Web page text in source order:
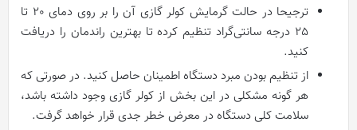
ترجیحا در حالت گرمایش کولر گازی آن را بر روی دمای 20 تا
25 درجه سانتی‌گراد تنظیم کرده تا بهترین راندمان را دریافت
کنید.
از تنظیم بودن مبرد دستگاه اطمینان حاصل کنید. در صورتی که
هر گونه مشکلی در این بخش از کولر گازی وجود داشته باشد،
سلامت کلی دستگاه در معرض خطر جدی قرار خواهد گرفت.